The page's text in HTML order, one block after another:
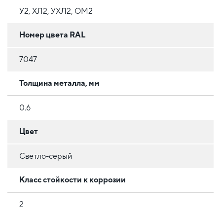
У2, ХЛ2, УХЛ2, ОМ2
Номер цвета RAL
7047
Толщина металла, мм
0.6
Цвет
Светло-серый
Класс стойкости к коррозии
2